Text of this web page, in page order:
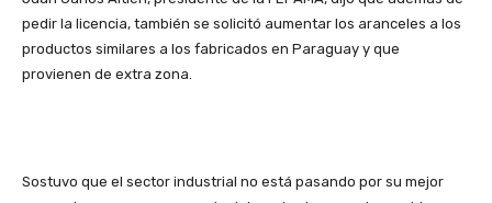
pedir la licencia, también se solicitó aumentar los aranceles a los
productos similares a los fabricados en Paraguay y que
provienen de extra zona.
Sostuvo que el sector industrial no está pasando por su mejor